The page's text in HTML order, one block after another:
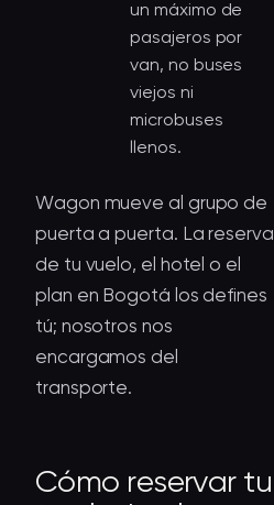
un máximo de
pasajeros por
van, no buses
viejos ni
microbuses
llenos.
Wagon mueve al grupo de
puerta a puerta. La reserva
de tu vuelo, el hotel o el
plan en Bogotá los defines
tú; nosotros nos
encargamos del
transporte.
Cómo reservar tu